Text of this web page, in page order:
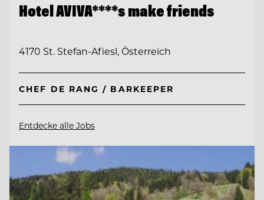
Hotel AVIVA****s make friends
4170 St. Stefan-Afiesl, Österreich
CHEF DE RANG / BARKEEPER
Entdecke alle Jobs